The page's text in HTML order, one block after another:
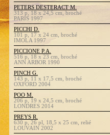
PETERS DESTERACT M.
313 p, 18 x 24,5 cm, broché
PARIS 1997
PICCHI D.
101 p, 17 x 24 cm, broché
IMOLA 1997
PICCIONE P.A.
516 p, 18 x 23 cm, broché
ANN ARBOR 1990
PINCH G.
143 p, 11 x 17,5 cm, broché
OXFORD 2004
POO M.
206 p, 19 x 24,5 cm, broché
LONDRES 2014
PREYS R.
630 p, 26 pl, 18,5 x 25 cm, relié
LOUVAIN 2002